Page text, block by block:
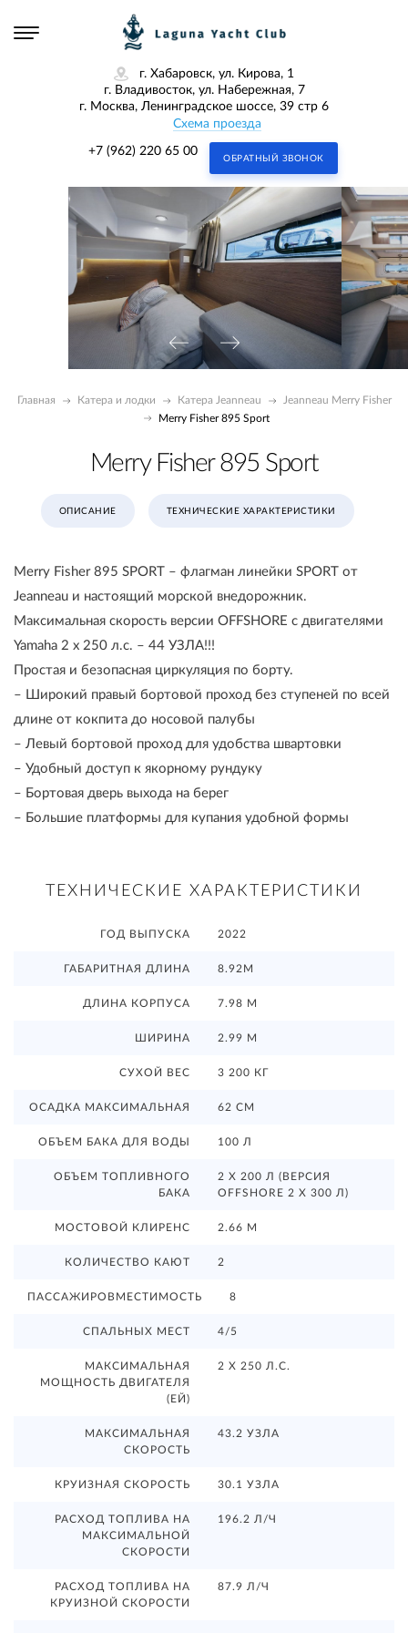
г. Хабаровск, ул. Кирова, 1
г. Владивосток, ул. Набережная, 7
г. Москва, Ленинградское шоссе, 39 стр 6
Схема проезда
+7 (962) 220 65 00
ОБРАТНЫЙ ЗВОНОК
Главная Катера и лодки Катера Jeanneau
Jeanneau Merry Fisher
Merry Fisher 895 Sport
Merry Fisher 895 Sport
ОПИСАНИЕ ТЕХНИЧЕСКИЕ ХАРАКТЕРИСТИКИ
Merry Fisher 895 SPORT – флагман линейки SPORT от
Jeanneau и настоящий морской внедорожник.
Максимальная скорость версии OFFSHORE с двигателями
Yamaha 2 x 250 л.с. – 44 УЗЛА!!!
Простая и безопасная циркуляция по борту.
– Широкий правый бортовой проход без ступеней по всей
длине от кокпита до носовой палубы
– Левый бортовой проход для удобства швартовки
– Удобный доступ к якорному рундуку
– Бортовая дверь выхода на берег
– Большие платформы для купания удобной формы
ТЕХНИЧЕСКИЕ ХАРАКТЕРИСТИКИ
ГОД ВЫПУСКА 2022
ГАБАРИТНАЯ ДЛИНА 8.92М
ДЛИНА КОРПУСА 7.98 М
ШИРИНА 2.99 М
СУХОЙ ВЕС 3 200 КГ
ОСАДКА МАКСИМАЛЬНАЯ 62 СМ
ОБЪЕМ БАКА ДЛЯ ВОДЫ 100 Л
ОБЪЕМ ТОПЛИВНОГО
БАКА
2 Х 200 Л (ВЕРСИЯ
OFFSHORE 2 Х 300 Л)
МОСТОВОЙ КЛИРЕНС 2.66 М
КОЛИЧЕСТВО КАЮТ 2
ПАССАЖИРОВМЕСТИМОСТЬ 8
СПАЛЬНЫХ МЕСТ 4/5
МАКСИМАЛЬНАЯ
МОЩНОСТЬ ДВИГАТЕЛЯ
(ЕЙ)
2 Х 250 Л.С.
МАКСИМАЛЬНАЯ
СКОРОСТЬ
43.2 УЗЛА
КРУИЗНАЯ СКОРОСТЬ 30.1 УЗЛА
РАСХОД ТОПЛИВА НА
МАКСИМАЛЬНОЙ
СКОРОСТИ
196.2 Л/Ч
РАСХОД ТОПЛИВА НА
КРУИЗНОЙ СКОРОСТИ
87.9 Л/Ч